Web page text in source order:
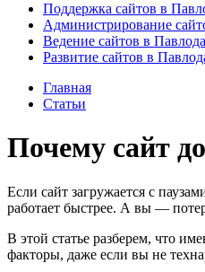
Поддержка сайтов в
Администрирование
Ведение сайтов в
Развитие сайтов в
Главная
Статьи
Почему сайт
Если сайт загружается с
работает быстрее. А вы —
В этой статье разберем, что
факторы, даже если вы не